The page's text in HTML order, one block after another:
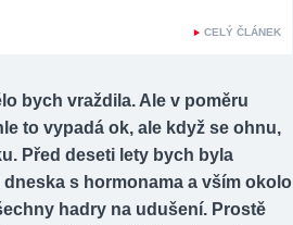
CELÝ ČLÁNEK
bych vraždila. Ale v poměru
to vypadá ok, ale když se ohnu,
Před deseti lety bych byla
s hormonama a vším okolo
hadry na udušení. Prostě